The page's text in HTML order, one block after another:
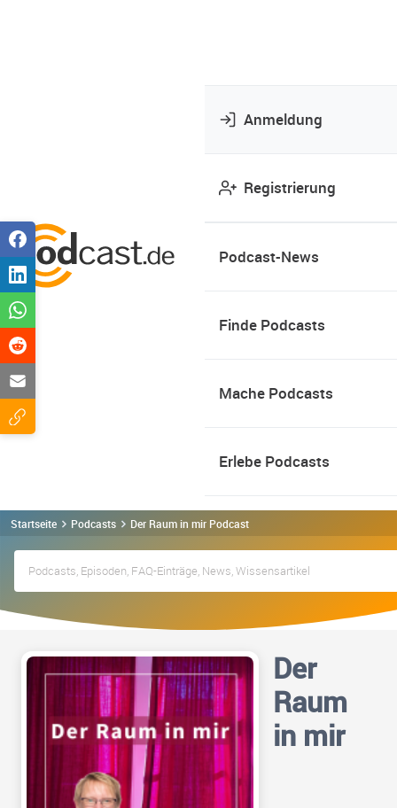
Anmeldung
Registrierung
Podcast-News
Finde Podcasts
Mache Podcasts
Erlebe Podcasts
Startseite Podcasts Der Raum in mir Podcast
Der
Raum
in mir